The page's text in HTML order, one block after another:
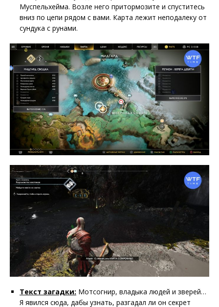
Муспельхейма. Возле него притормозите и спуститесь
вниз по цепи рядом с вами. Карта лежит неподалеку от
сундука с рунами.
Текст загадки: Мотсогнир, владыка людей и зверей…
Я явился сюда, дабы узнать, разгадал ли он секрет